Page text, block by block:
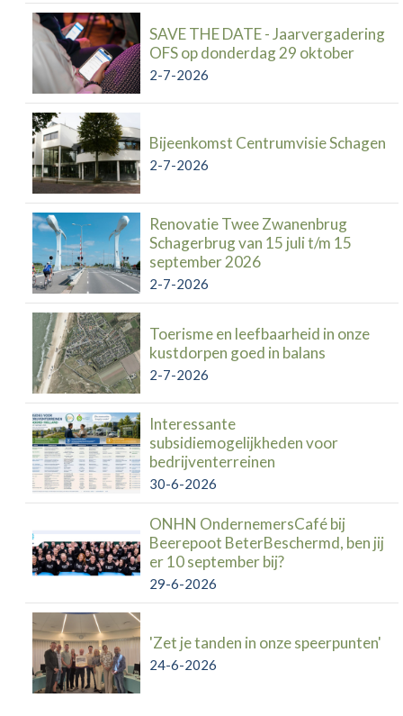
SAVE THE DATE - Jaarvergadering
OFS op donderdag 29 oktober
2-7-2026
Bijeenkomst Centrumvisie Schagen
2-7-2026
Renovatie Twee Zwanenbrug
Schagerbrug van 15 juli t/m 15
september 2026
2-7-2026
Toerisme en leefbaarheid in onze
kustdorpen goed in balans
2-7-2026
Interessante
subsidiemogelijkheden voor
bedrijventerreinen
30-6-2026
ONHN OndernemersCafé bij
Beerepoot BeterBeschermd, ben jij
er 10 september bij?
29-6-2026
'Zet je tanden in onze speerpunten'
24-6-2026